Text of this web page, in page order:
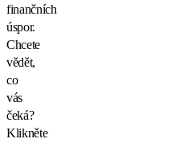
finančních
úspor.
Chcete
vědět,
co
vás
čeká?
Klikněte